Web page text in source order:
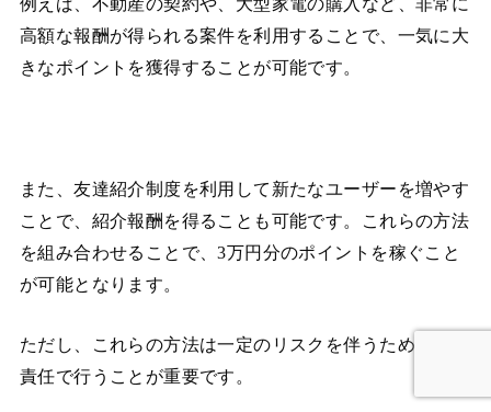
高額な報酬が得られる案件を利用することで、一気に大
きなポイントを獲得することが可能です。
また、友達紹介制度を利用して新たなユーザーを増やす
ことで、紹介報酬を得ることも可能です。これらの方法
を組み合わせることで、3万円分のポイントを稼ぐこと
が可能となります。
ただし、これらの方法は一定のリスクを伴うため、自己
責任で行うことが重要です。